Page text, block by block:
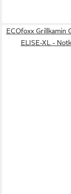
ECOfoxx Grillkamin
ELISE-XL -